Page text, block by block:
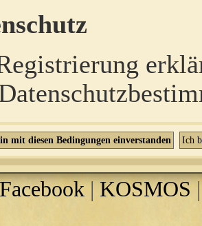
Facebook | KOSMOS